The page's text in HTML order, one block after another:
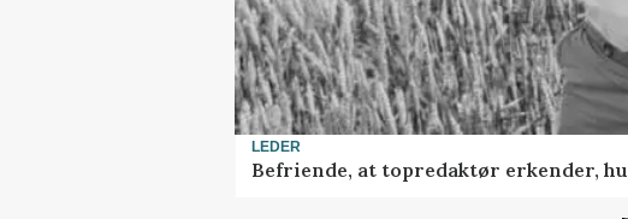
LEDER
Befriende, at topredaktør erkender,